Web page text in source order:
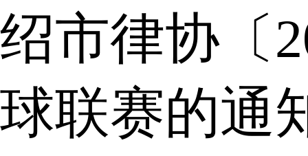
绍市律协〔
球联赛的通